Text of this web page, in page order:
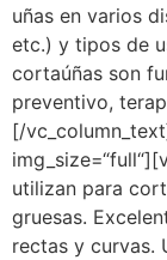
uñas en varios
etc.) y tipos de
cortaúñas son
preventivo,
[/
utilizan para
gruesas.
rectas y curvas.